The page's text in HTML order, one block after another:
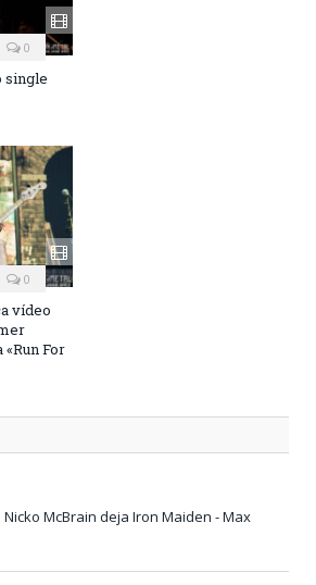
0
single
0
vídeo
For
Nicko McBrain deja Iron Maiden - Max